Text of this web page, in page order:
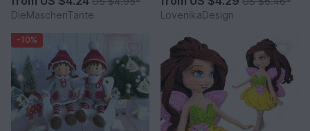
DieMaschenTante
LovenikaDesign
-10%